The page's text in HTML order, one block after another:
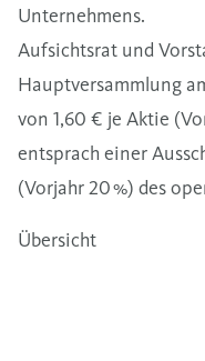
Unternehmens.
Aufsichtsrat und
Hauptversammlung
von 1,60 € je Aktie
entsprach einer
(Vorjahr 20 %) des
Übersicht